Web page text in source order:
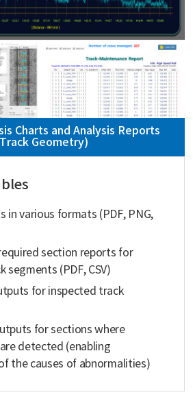
Charts and Analysis Reports
Geometry)
in various formats (PDF, PNG,
section reports for
segments (PDF, CSV)
for inspected track
for sections where
detected (enabling
the causes of abnormalities)